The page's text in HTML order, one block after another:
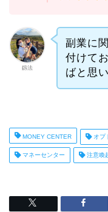
釼法
副業に
付けて
ばと思
MONEY CENTER オプ
マネーセンター 注意喚